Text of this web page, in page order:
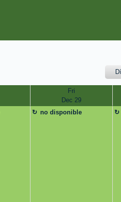
Fri
Dec 29
no disponible